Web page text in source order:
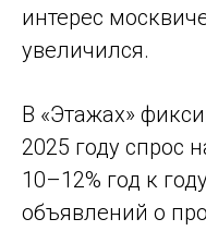
интерес
увеличился.
В «Этажах»
2025 году спрос
10–12% год к
объявлений о